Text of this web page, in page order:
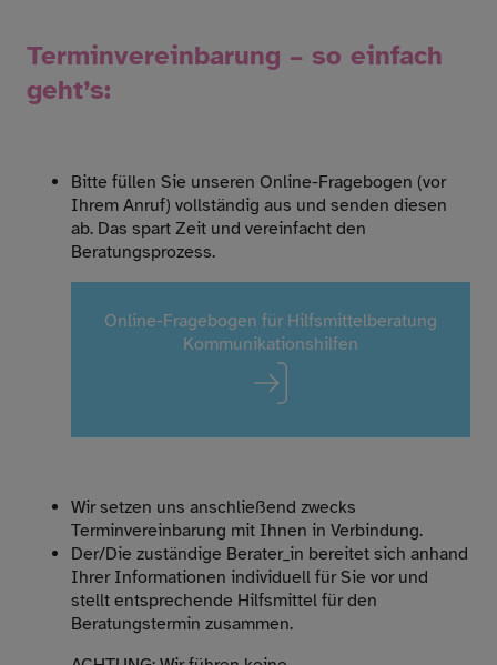
Terminvereinbarung – so einfach
geht’s:
Bitte füllen Sie unseren Online-Fragebogen (vor
Ihrem Anruf) vollständig aus und senden diesen
ab. Das spart Zeit und vereinfacht den
Beratungsprozess.
Online-Fragebogen für Hilfsmittelberatung
Kommunikationshilfen
Wir setzen uns anschließend zwecks
Terminvereinbarung mit Ihnen in Verbindung.
Der/Die zuständige Berater_in bereitet sich anhand
Ihrer Informationen individuell für Sie vor und
stellt entsprechende Hilfsmittel für den
Beratungstermin zusammen.